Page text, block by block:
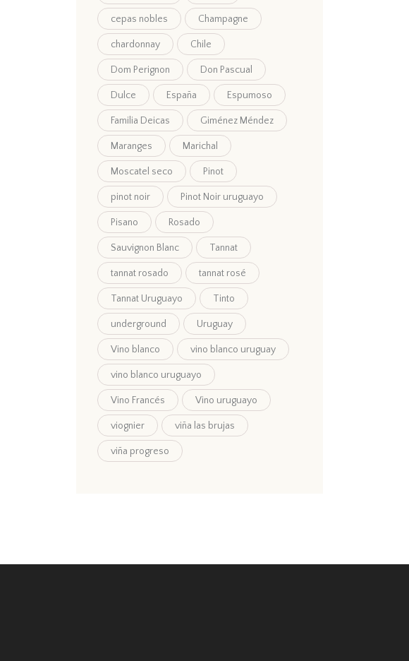
cepas nobles Champagne
chardonnay Chile
Dom Perignon Don Pascual
Dulce España Espumoso
Familia Deicas Giménez Méndez
Maranges Marichal
Moscatel seco Pinot
pinot noir Pinot Noir uruguayo
Pisano Rosado
Sauvignon Blanc Tannat
tannat rosado tannat rosé
Tannat Uruguayo Tinto
underground Uruguay
Vino blanco vino blanco uruguay
vino blanco uruguayo
Vino Francés Vino uruguayo
viognier viña las brujas
viña progreso